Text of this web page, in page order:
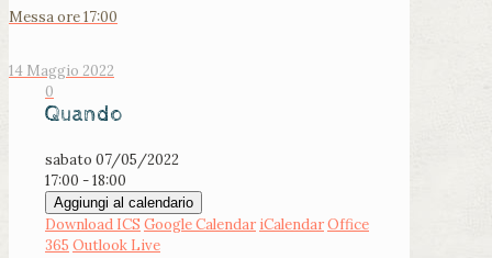
Messa ore 17:00
14 Maggio 2022
0
Quando
sabato 07/05/2022
17:00 - 18:00
Aggiungi al calendario
Download ICS Google Calendar iCalendarOffice
365 Outlook Live